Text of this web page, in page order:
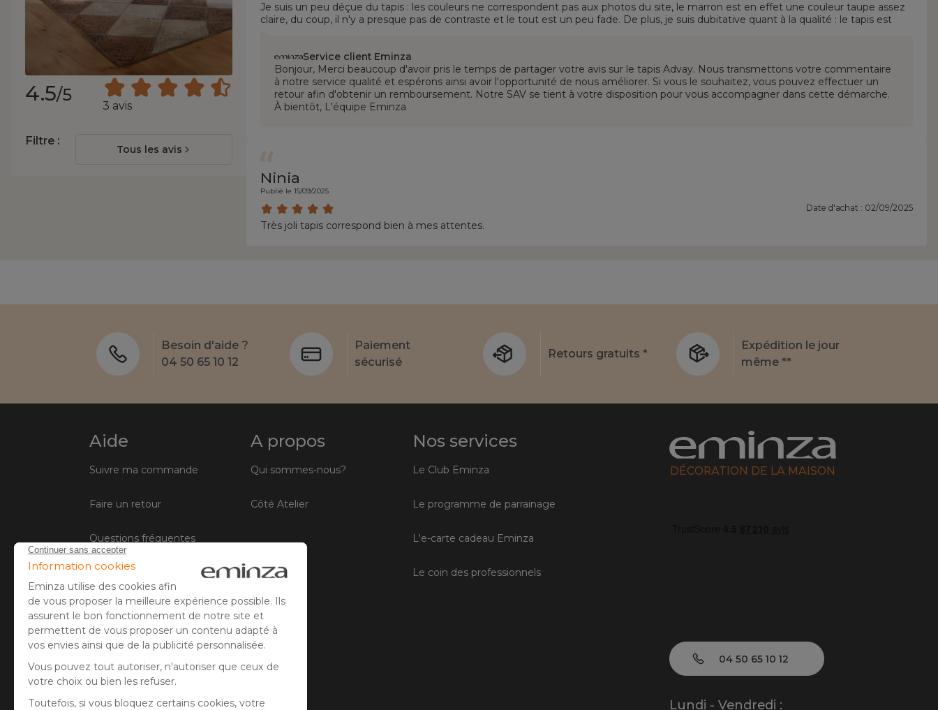
4.5/5
3 avis
Filtre :
Tous les avis
Je suis un peu déçue du tapis : les couleurs ne correspondent pas aux photos du site, le marron est en effet une couleur taupe assez
claire, du coup, il n'y a presque pas de contraste et le tout est un peu fade. De plus, je suis dubitative quant à la qualité : le tapis est
Service client Eminza
Bonjour, Merci beaucoup d'avoir pris le temps de partager votre avis sur le tapis Advay. Nous transmettons votre commentaire
à notre service qualité et espérons ainsi avoir l'opportunité de nous améliorer. Si vous le souhaitez, vous pouvez effectuer un
retour afin d'obtenir un remboursement. Notre SAV se tient à votre disposition pour vous accompagner dans cette démarche.
À bientôt, L'équipe Eminza
Ninia
Publié le 15/09/2025
Date d'achat : 02/09/2025
Très joli tapis correspond bien à mes attentes.
Besoin d'aide ?
04 50 65 10 12
Paiement
sécurisé
Retours gratuits *
Expédition le jour
même **
Aide
Suivre ma commande
Faire un retour
Questions fréquentes
Information livraison
Contactez le service client
Conditions générales de vente
Mentions légales
A propos
Qui sommes-nous?
Côté Atelier
Nos services
Le Club Eminza
Le programme de parrainage
L'e-carte cadeau Eminza
Le coin des professionnels
DÉCORATION DE LA MAISON
04 50 65 10 12
Lundi - Vendredi :